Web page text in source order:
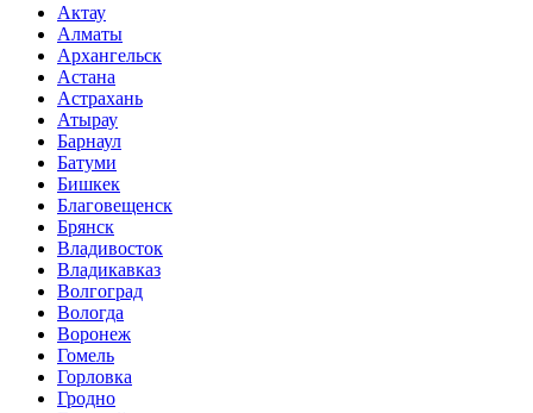
Актау
Алматы
Архангельск
Астана
Астрахань
Атырау
Барнаул
Батуми
Бишкек
Благовещенск
Брянск
Владивосток
Владикавказ
Волгоград
Вологда
Воронеж
Гомель
Горловка
Гродно